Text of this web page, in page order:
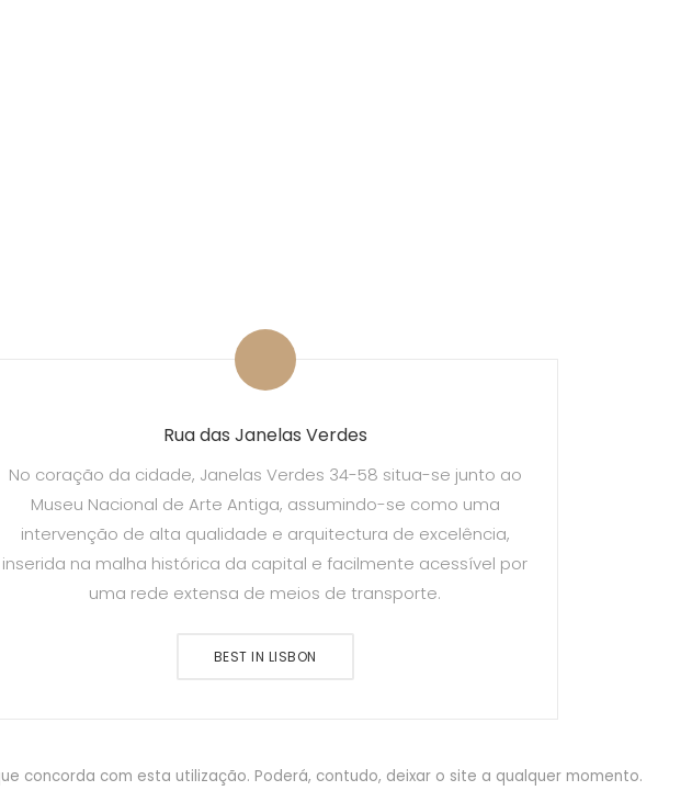
Rua das Janelas Verdes
No coração da cidade, Janelas Verdes 34-58 situa-se junto ao
Museu Nacional de Arte Antiga, assumindo-se como uma
intervenção de alta qualidade e arquitectura de excelência,
inserida na malha histórica da capital e facilmente acessível por
uma rede extensa de meios de transporte.
BEST IN LISBON
concorda com esta utilização. Poderá, contudo, deixar o site a qualquer momento.